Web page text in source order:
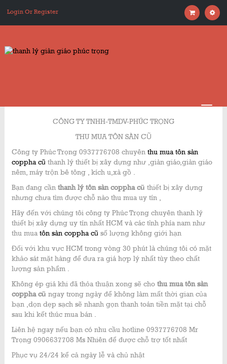
Login Or Register
CÔNG TY TNHH-TMDV-PHÚC TRỌNG
THU MUA TÔN SÀN CŨ
Công ty Phúc Trọng 0937776708 chuyên thu mua tôn sàn
coppha cũ thanh lý thiết bị xây dựng như ,giàn giáo,giàn giáo
nêm, máy trộn bê tông , kích u,xà gồ .
Bạn đang cần thanh lý tôn sàn coppha cũ thiết bị xây dựng
nhưng chưa tìm được chỗ nào thu mua uy tín ,
Hãy đến với chúng tôi công ty Phúc Trọng chuyên thanh lý
thiết bị xây dựng uy tín nhất HCM và các tỉnh phía nam như
thu muatôn sàn coppha cũ số lượng không giới hạn
Đối với khu vực HCM trong vòng 30 phút là chúng tôi có mặt
khảo sát mặt hàng để đưa ra giá hợp lý nhất tùy theo chất
lượng sản phẩm .
Không ép giá khi đã thỏa thuận xong sẽ cho thu mua tôn sàn
coppha cũ ngay trong ngày để không làm mất thời gian của
bạn ,dọn dẹp sạch sẽ nhanh gọn thanh toán tiền mặt tại chỗ
sau khi kết thúc mua bán .
Liên hệ ngay nếu bạn có nhu cầu hotline 0937776708 Mr
Trọng 0906637708 Ms Nhiên để được chỗ trợ tốt nhất
Phục vụ 24/24 kể cả ngày lễ và chủ nhật